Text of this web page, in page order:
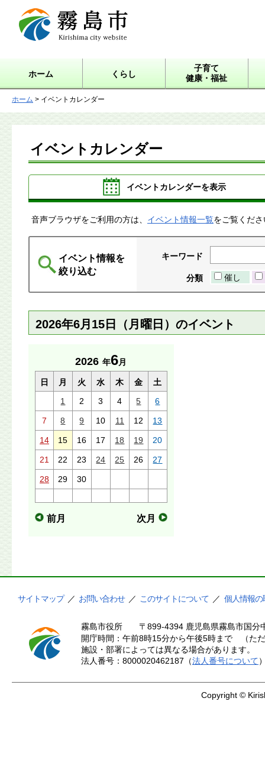
霧島市 Kirishima city
website
ホーム くらし
子育て
健康・福祉
ホーム > イベントカレンダー
イベントカレンダー
イベントカレンダーを表示
音声ブラウザをご利用の方は、 イベント情報一覧をご覧くだ
イベント情報を
絞り込む
キーワード
分類 催し
2026年6月15日（月曜日）のイベント
2026 年6月
日 月 火 水 木 金
土
1
2 3 4 5 6
7 8 9 10 11 12 13
14 15 16 17 18 19 20
21 22 23 24 25 26 27
28 29 30
前月 次月
サイトマップ ／ お問い合わせ ／ このサイトについて ／ 個人情報の
霧島市役所
〒899-4394 鹿児島県霧島市国
開庁時間：午前8時15分から午後5時まで （た
施設・部署によっては異なる場合があります。
法人番号：8000020462187（法人番号について
Copyright ©